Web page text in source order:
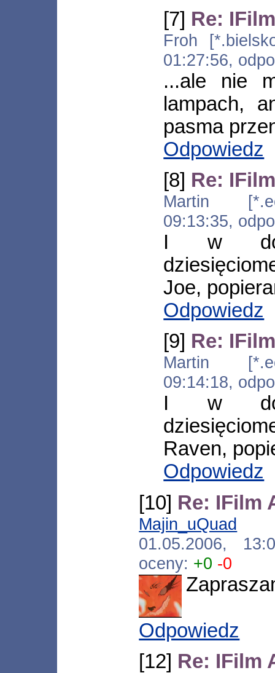
[7] Re:
Froh
01:27:56,
...ale nie
lampach,
pasma
Odpowiedz
[8] Re:
Martin
09:13:35,
I w
Joe,
Odpowiedz
[9] Re:
Martin
09:14:18,
I w
Raven,
Odpowiedz
[10] Re: IFilm
Majin_uQuad
01.05.2006,
oceny: +0 -0
Odpowiedz
[12] Re: IFilm